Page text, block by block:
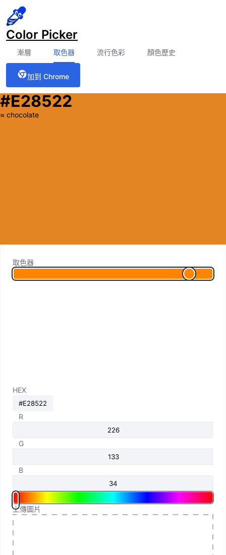
Color Picker
漸層 取色器 流行色彩 顏色歷史
加到 Chrome
#E28522
≈ chocolate
取色器
HEX
R
G
B
上傳圖片